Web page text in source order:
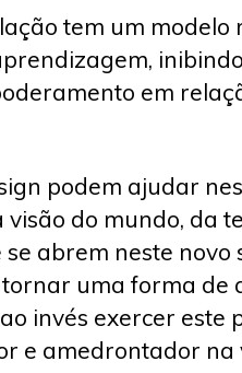
tem um modelo
em
podem ajudar
do mundo, da
abrem neste novo
uma forma de
invés exercer este
e amedrontador na